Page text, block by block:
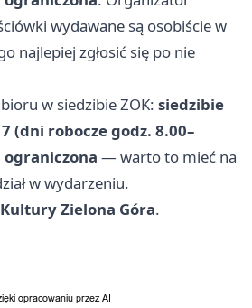
wydawane są osobiście w
najlepiej zgłosić się po nie
w siedzibie ZOK: siedzibie
(dni robocze godz. 8.00–
ograniczona — warto to mieć na
w wydarzeniu.
Zielona Góra.